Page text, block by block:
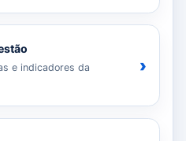
e indicadores da
›